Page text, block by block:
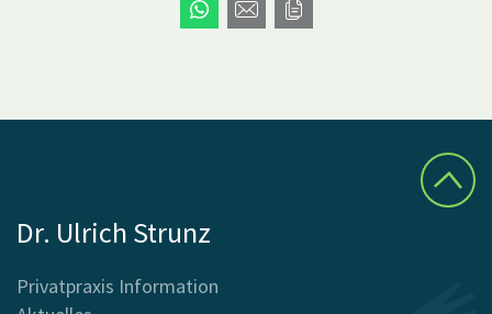
Dr. Ulrich Strunz
Privatpraxis Information